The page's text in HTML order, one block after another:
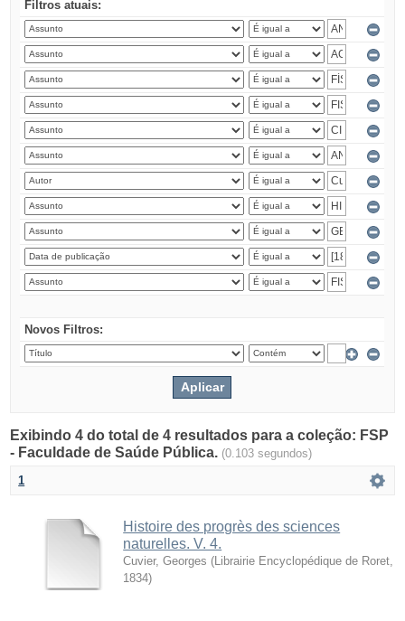
Filtros atuais:
Novos Filtros:
Exibindo 4 do total de 4 resultados para a coleção: FSP
- Faculdade de Saúde Pública. (0.103 segundos)
1
Histoire des progrès des sciences
naturelles. V. 4.
Cuvier, Georges ( Librairie Encyclopédique de Roret
1834)